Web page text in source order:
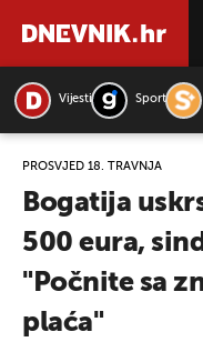
Vijesti Sport
PROSVJED 18. TRAVNJA
Bogatija
500 eura,
"Počnite sa
plaća"
PRETRAŽITE VIJESTI